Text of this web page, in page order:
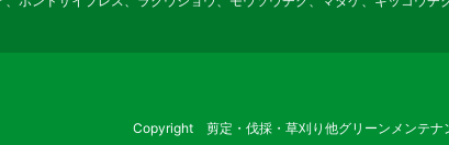
Copyright 剪定・伐採・草刈り他グリーンメンテ